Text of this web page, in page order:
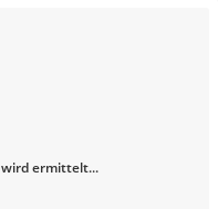
ermittelt...